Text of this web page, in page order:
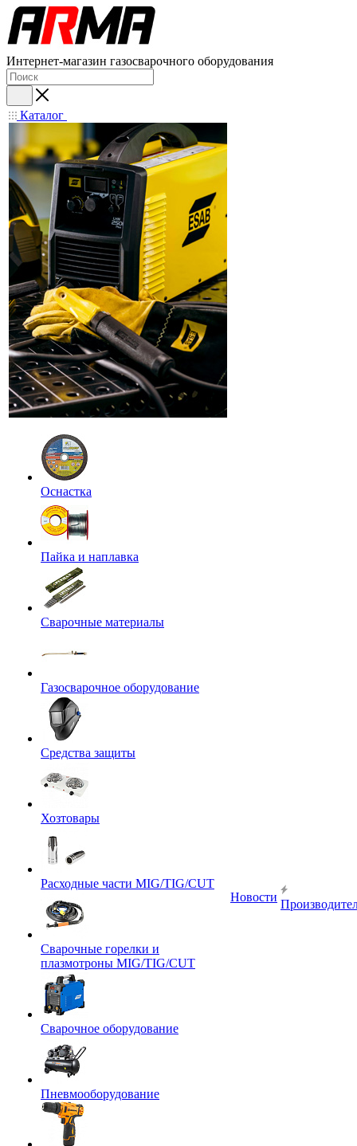
Интернет-магазин газосварочного оборудования
Каталог
Оснастка
Пайка и наплавка
Сварочные материалы
Газосварочное оборудование
Средства защиты
Хозтовары
Расходные части MIG/TIG/CUT
Сварочные горелки и
плазмотроны MIG/TIG/CUT
Сварочное оборудование
Пневмооборудование
Новости